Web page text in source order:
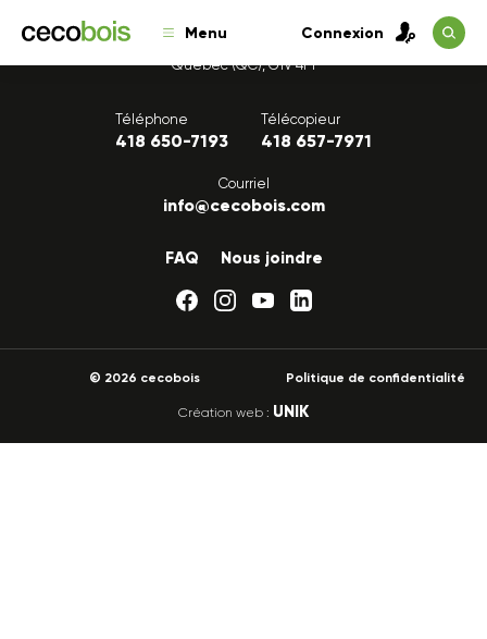
Menu Connexion
1175, avenue Lavigerie, Bureau 200
Québec (QC), G1V 4P1
Téléphone
418 650-7193
Télécopieur
418 657-7971
Courriel
info@cecobois.com
FAQ Nous joindre
© 2026 cecobois Politique de confidentialité
Création web : UNIK